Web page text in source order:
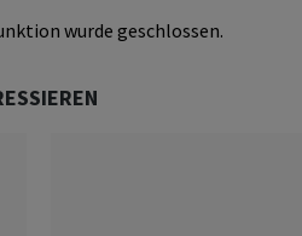
wurde geschlossen.